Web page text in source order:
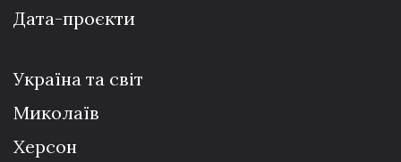
Дата-проєкти
Україна та світ
Миколаїв
Херсон